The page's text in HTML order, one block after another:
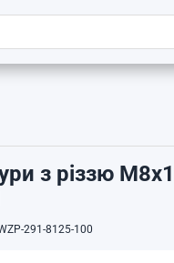
з різзю
291-8125-100